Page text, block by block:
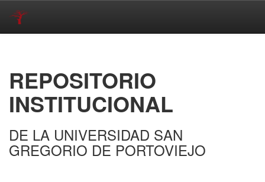
REPOSITORIO
INSTITUCIONAL
DE LA UNIVERSIDAD SAN
GREGORIO DE PORTOVIEJO